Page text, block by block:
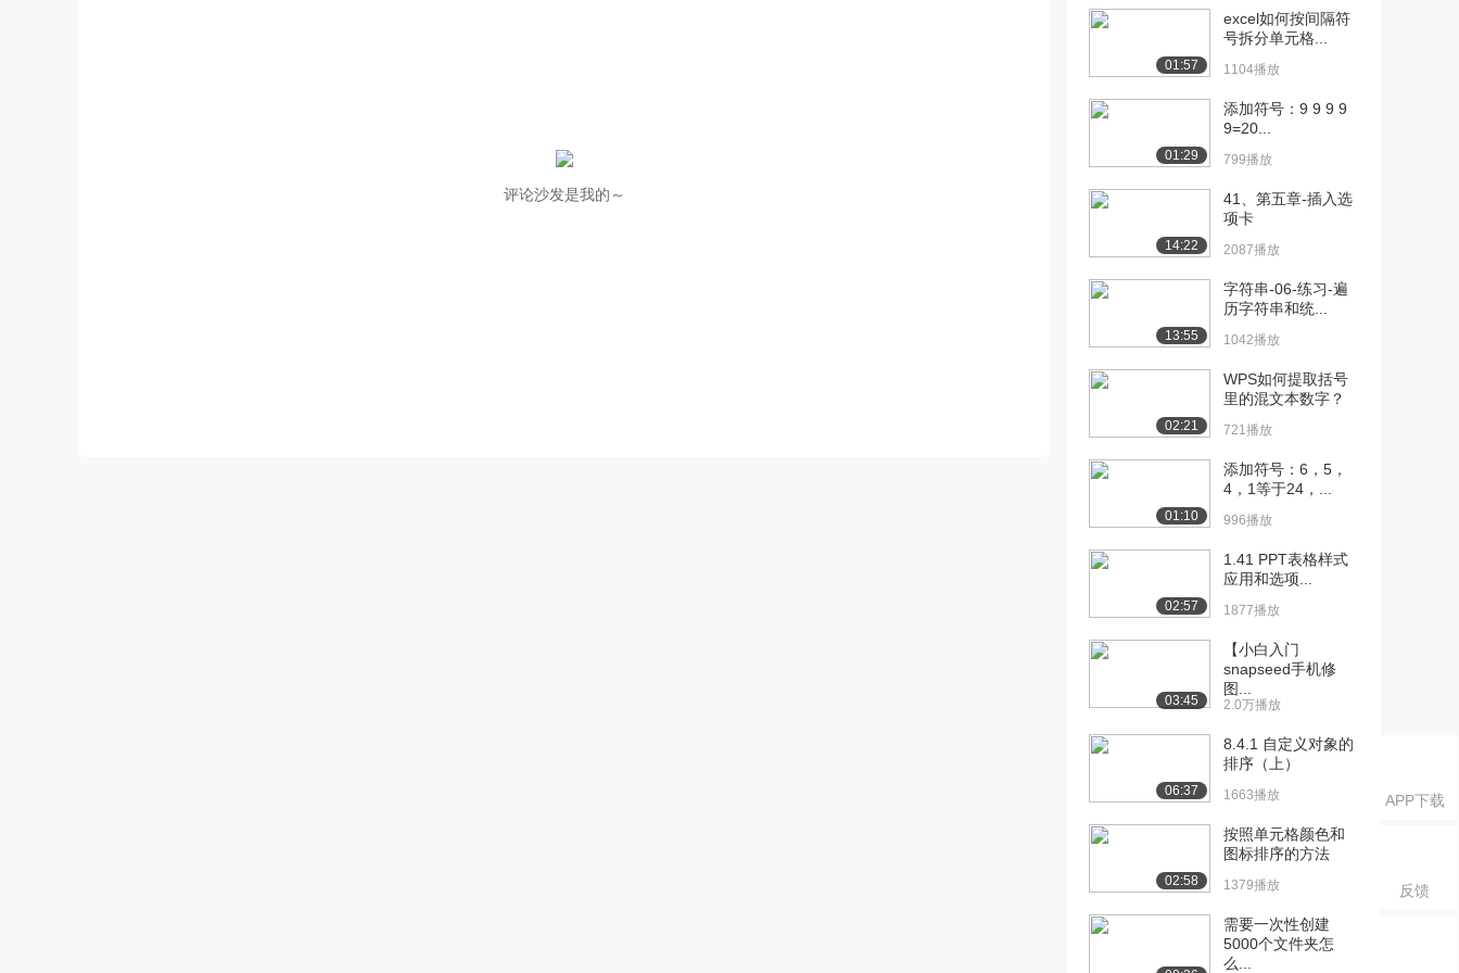
APP下载
反馈
评论沙发是我的～
型
6669播放
[13] 3.3 浮点类型
[15] 3.5 布尔类型
5889播放
03:12
[16] 3.6 数字类型的相互转
换
5910播放
[17] 4.1 算术运算符
06:58
[19] 4.4 位运算符 08:49
[20] 4.5 赋值运算符
4183播放
[21] 4.6 运算符的优先级 03:28
[22] 5.1.1 if 结构 06:29
[23] 5.1.3 if-else-if ...
4264播放
[24] 5.2.1 while 语句
5117播放
[25] 5.2.2 for 语句 07:25
01:57
excel如何按间隔符
号拆分单元格...
1104播放
01:29
添加符号：9 9 9 9
9=20...
799播放
14:22
41、第五章-插入选
项卡
2087播放
13:55
字符串-06-练习-遍
历字符串和统...
1042播放
02:21
WPS如何提取括号
里的混文本数字？
721播放
01:10
添加符号：6，5，
4，1等于24，...
996播放
02:57
1.41 PPT表格样式
应用和选项...
1877播放
03:45
【小白入门
snapseed手机修
图...
2.0万播放
06:37
8.4.1 自定义对象的
排序（上）
1663播放
02:58
按照单元格颜色和
图标排序的方法
1379播放
需要一次性创建
5000个文件夹怎
么...